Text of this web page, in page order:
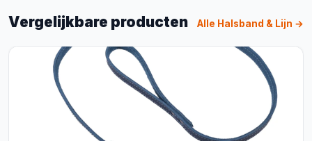
Vergelijkbare producten Alle Halsband & Lijn →